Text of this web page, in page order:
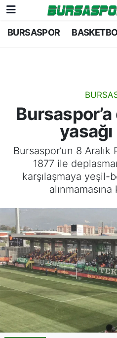
BURSASPOR
Bursaspor’un 8
1877 ile
karşılaşmaya yeşil-
Bursaspor
Bursa Amatör
Hentbol
Voleybol
Genel
Bursa Nöbetçi
Bursa Trafik
TFF 2.Lig Kırmızı
Tüm Manşetler
Son Dakika Haberleri